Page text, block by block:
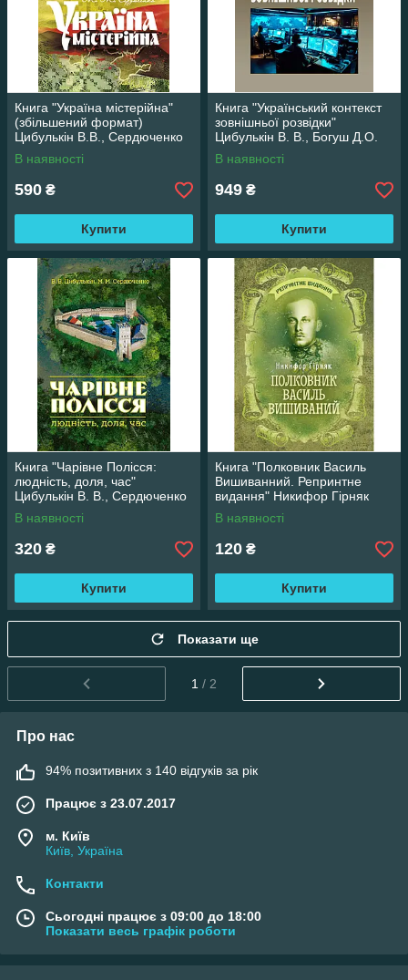
Книга "Україна містерійна"
(збільшений формат)
Цибулькін В.В., Сердюченко
М.М.
В наявності
590 ₴
Купити
Книга "Український контекст
зовнішньої розвідки"
Цибулькін В. В., Богуш Д.О.
В наявності
949 ₴
Купити
Книга "Чарівне Полісся:
людність, доля, час"
Цибулькін В. В., Сердюченко
М. М.
В наявності
320 ₴
Купити
Книга "Полковник Василь
Вишиванний. Репринтне
видання" Никифор Гірняк
В наявності
120 ₴
Купити
Показати ще
1 / 2
Про нас
94% позитивних з 140 відгуків за рік
Працює з 23.07.2017
м. Київ
Київ, Україна
Контакти
Сьогодні працює з 09:00 до 18:00
Показати весь графік роботи